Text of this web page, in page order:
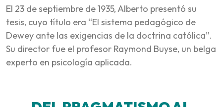
El 23 de septiembre de 1935, Alberto presentó su
tesis, cuyo título era “El sistema pedagógico de
Dewey ante las exigencias de la doctrina católica”.
Su director fue el profesor Raymond Buyse, un belga
experto en psicología aplicada.